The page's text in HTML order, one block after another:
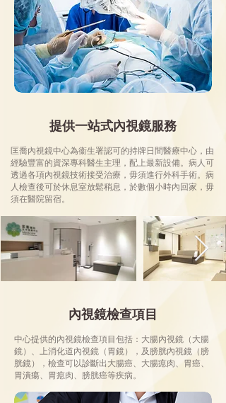
提供一站式內視鏡服務
匡喬內視鏡中心為衞生署認可的持牌日間醫療中心，由
經驗豐富的資深專科醫生主理，配上最新設備。病人可
透過各項內視鏡技術接受治療，毋須進行外科手術。病
人檢查後可於休息室放鬆稍息，於數個小時內回家，毋
須在醫院留宿。
內視鏡檢查項目
中心提供的內視鏡檢查項目包括：大腸內視鏡（大腸
鏡）、上消化道內視鏡（胃鏡），及膀胱內視鏡（膀
胱鏡），檢查可以診斷出大腸癌、大腸瘜肉、胃癌、
胃潰瘍、胃瘜肉、膀胱癌等疾病。